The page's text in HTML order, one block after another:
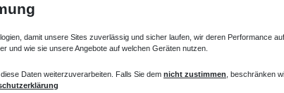
Duschsäule mit Thermostat Duschsäule ohne
damit unsere Sites zuverlässig und sicher laufen, wir deren Performance
und wie sie unsere Angebote auf welchen Geräten nutzen.
Daten weiterzuverarbeiten. Falls Sie dem nicht zustimmen , beschränken